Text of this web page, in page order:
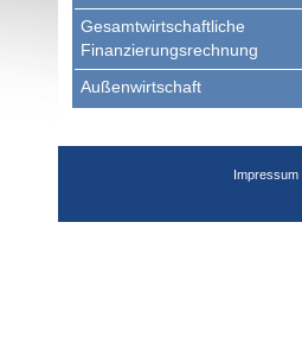
Gesamtwirtschaftliche
Finanzierungsrechnung
Außenwirtschaft
Impressum